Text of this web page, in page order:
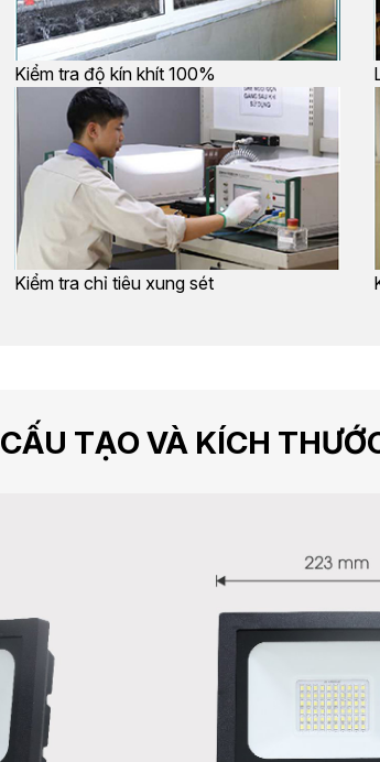
Kiểm tra độ kín khít 100%
Kiểm tra chỉ tiêu xung sét
CẤU TẠO VÀ KÍCH